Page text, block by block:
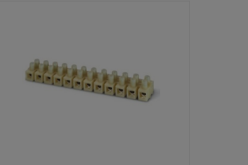
- waga kpl ~ 2775g
- gwarancja 1 rok lub dłużej zgodnie z
wytycznymi producenta